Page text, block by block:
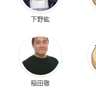
下野紘
稲田徹